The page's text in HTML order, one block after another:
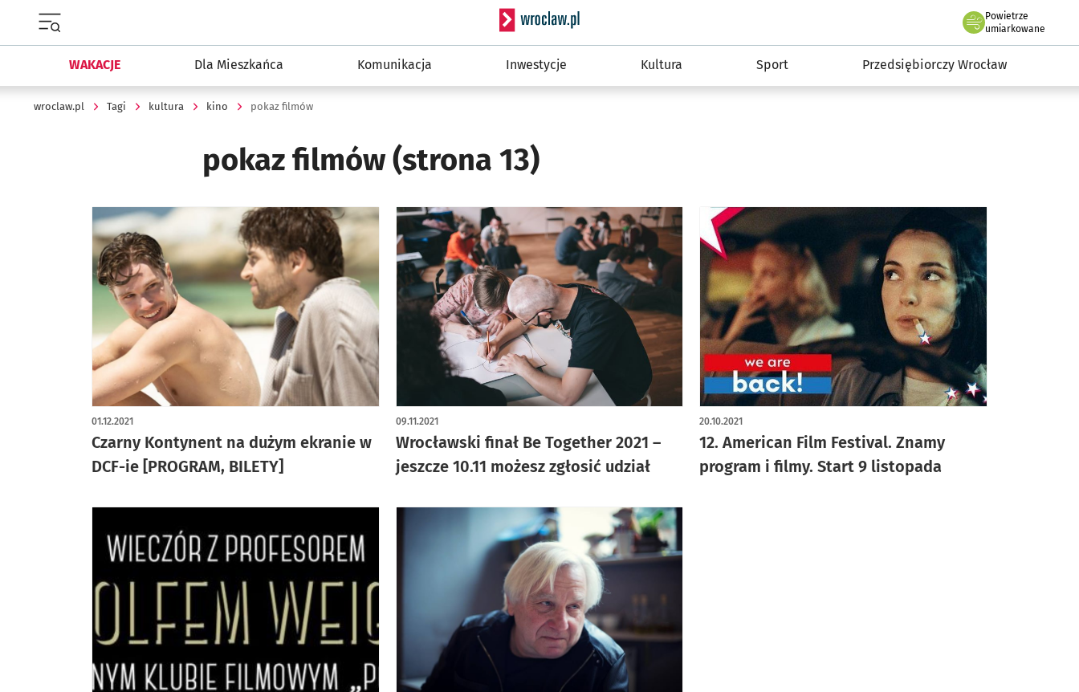
Serwis informacyjny wroclaw.pl
Powietrze
we Wrocławiu
umiarkowane
WAKACJE Dla Mieszkańca Komunikacja Inwestycje Kultura Sport Przedsiębiorczy Wrocław
wroclaw.pl Tagi kultura kino pokaz filmów
pokaz filmów(strona 13)
Czarny Kontynent na dużym ekranie w
DCF-ie [PROGRAM, BILETY]
01.12.2021
Wrocławski finał Be Together 2021 –
jeszcze 10.11 możesz zgłosić udział
09.11.2021
12. American Film Festival. Znamy
program i filmy. Start 9 listopada
20.10.2021